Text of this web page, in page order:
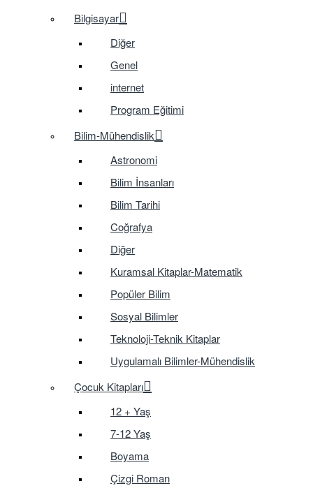
Bilgisayar
Diğer
Genel
internet
Program Eğitimi
Bilim-Mühendislik
Astronomi
Bilim İnsanları
Bilim Tarihi
Coğrafya
Diğer
Kuramsal Kitaplar-Matematik
Popüler Bilim
Sosyal Bilimler
Teknoloji-Teknik Kitaplar
Uygulamalı Bilimler-Mühendislik
Çocuk Kitapları
12 + Yaş
7-12 Yaş
Boyama
Çizgi Roman